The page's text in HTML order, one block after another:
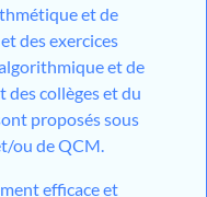
et de
des exercices
et de
des collèges et du
proposés sous
ou de QCM.
efficace et